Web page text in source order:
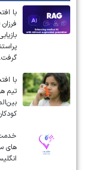
با
گرفت.
با
های